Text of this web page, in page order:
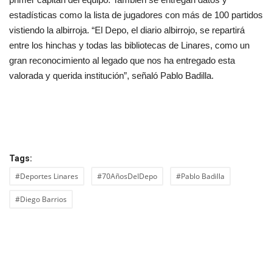
estadísticas como la lista de jugadores con más de 100 partidos
vistiendo la albirroja. “El Depo, el diario albirrojo, se repartirá
entre los hinchas y todas las bibliotecas de Linares, como un
gran reconocimiento al legado que nos ha entregado esta
valorada y querida institución”, señaló Pablo Badilla.
Tags:
#Deportes Linares #70AñosDelDepo #Pablo Badilla
#Diego Barrios